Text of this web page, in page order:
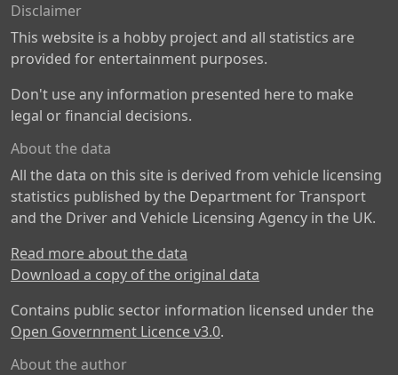
Disclaimer
This website is a hobby project and all statistics are
provided for entertainment purposes.
Don't use any information presented here to make
legal or financial decisions.
About the data
All the data on this site is derived from vehicle licensing
statistics published by the Department for Transport
and the Driver and Vehicle Licensing Agency in the UK.
Read more about the data
Download a copy of the original data
Contains public sector information licensed under the
Open Government Licence v3.0.
About the author